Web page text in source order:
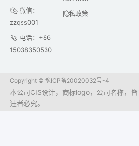
微信：
zzqss001
电话：+86
15038350530
隐私政策
Copyright © 豫ICP备20020032号-4
本公司CIS设计，商标logo，公司名称，皆
违者必究。